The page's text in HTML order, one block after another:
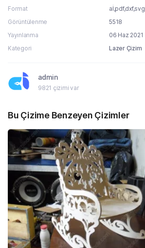
Format
aİ,pdf,dxf,svg
Görüntülenme
5518
Yayınlanma
06 Haz 2021
Kategori
Lazer Çizim
admin
9821 çizimi var
Bu Çizime Benzeyen Çizimler